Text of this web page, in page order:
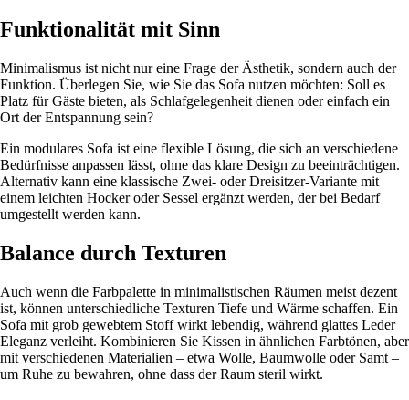
Funktionalität mit Sinn
Minimalismus ist nicht nur eine Frage der Ästhetik, sondern auch der
Funktion. Überlegen Sie, wie Sie das Sofa nutzen möchten: Soll es
Platz für Gäste bieten, als Schlafgelegenheit dienen oder einfach ein
Ort der Entspannung sein?
Ein modulares Sofa ist eine flexible Lösung, die sich an verschiedene
Bedürfnisse anpassen lässt, ohne das klare Design zu beeinträchtigen.
Alternativ kann eine klassische Zwei- oder Dreisitzer-Variante mit
einem leichten Hocker oder Sessel ergänzt werden, der bei Bedarf
umgestellt werden kann.
Balance durch Texturen
Auch wenn die Farbpalette in minimalistischen Räumen meist dezent
ist, können unterschiedliche Texturen Tiefe und Wärme schaffen. Ein
Sofa mit grob gewebtem Stoff wirkt lebendig, während glattes Leder
Eleganz verleiht. Kombinieren Sie Kissen in ähnlichen Farbtönen, aber
mit verschiedenen Materialien – etwa Wolle, Baumwolle oder Samt –
um Ruhe zu bewahren, ohne dass der Raum steril wirkt.